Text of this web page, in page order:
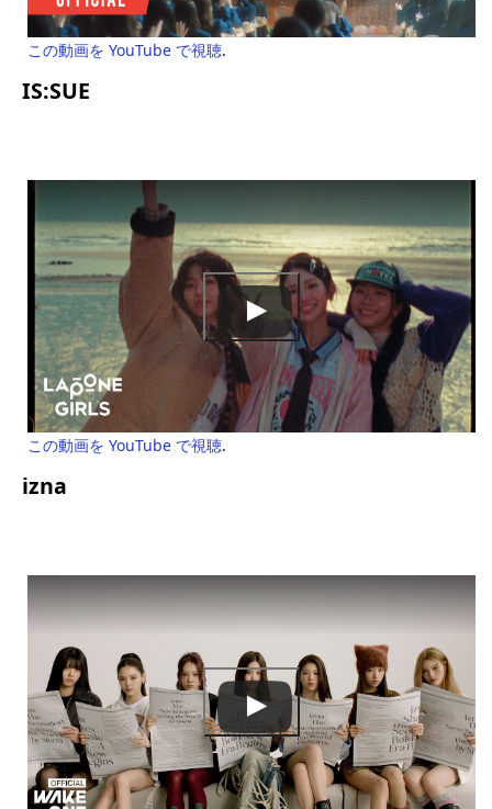
この動画を YouTube で視聴.
IS:SUE
この動画を YouTube で視聴.
izna